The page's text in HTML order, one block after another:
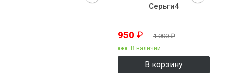
Серьги4
950 ₽ 1 000₽
В наличии
В корзину